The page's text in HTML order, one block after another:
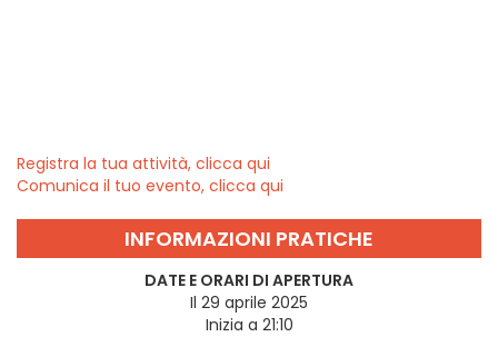
Registra la tua attività, clicca qui
Comunica il tuo evento, clicca qui
INFORMAZIONI PRATICHE
DATE E ORARI DI APERTURA
Il 29 aprile 2025
Inizia a 21:10